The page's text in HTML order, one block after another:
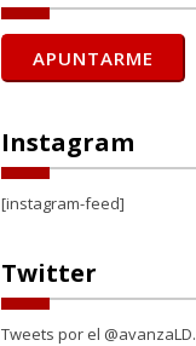
Instagram
[instagram-feed]
Twitter
Tweets por el @avanzaLD.